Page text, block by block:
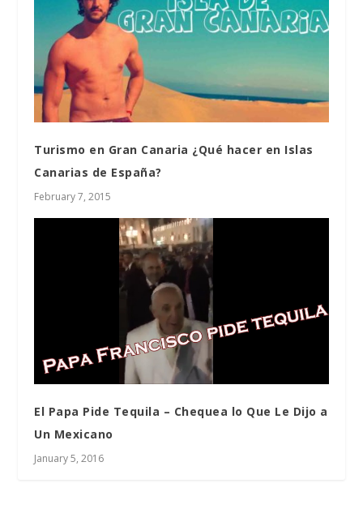
Turismo en Gran Canaria ¿Qué hacer en Islas
Canarias de España?
February 7, 2015
El Papa Pide Tequila – Chequea lo Que Le Dijo a
Un Mexicano
January 5, 2016